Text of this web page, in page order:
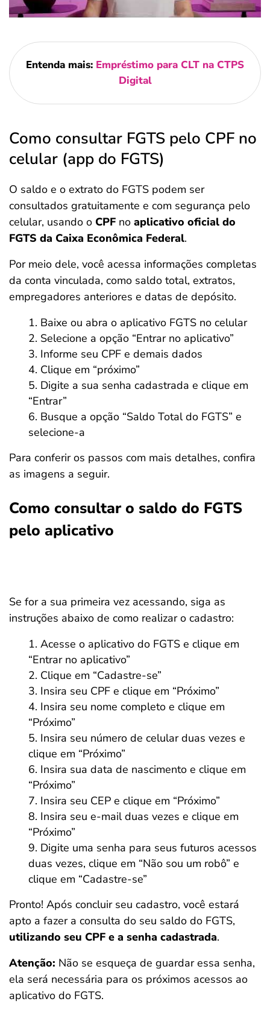
Entenda mais: Empréstimo para CLT na CTPS
Digital
Como consultar FGTS pelo CPF no
celular (app do FGTS)
O saldo e o extrato do FGTS podem ser
consultados gratuitamente e com segurança pelo
celular, usando o CPF no aplicativo oficial do
FGTS da Caixa Econômica Federal.
Por meio dele, você acessa informações completas
da conta vinculada, como saldo total, extratos,
empregadores anteriores e datas de depósito.
Baixe ou abra o aplicativo FGTS no celular
Selecione a opção “Entrar no aplicativo”
Informe seu CPF e demais dados
Clique em “próximo”
Digite a sua senha cadastrada e clique em
“Entrar”
Busque a opção “Saldo Total do FGTS” e
selecione-a
Para conferir os passos com mais detalhes, confira
as imagens a seguir.
Como consultar o saldo do FGTS
pelo aplicativo
Se for a sua primeira vez acessando, siga as
instruções abaixo de como realizar o cadastro:
Acesse o aplicativo do FGTS e clique em
“Entrar no aplicativo”
Clique em “Cadastre-se”
Insira seu CPF e clique em “Próximo”
Insira seu nome completo e clique em
“Próximo”
Insira seu número de celular duas vezes e
clique em “Próximo”
Insira sua data de nascimento e clique em
“Próximo”
Insira seu CEP e clique em “Próximo”
Insira seu e-mail duas vezes e clique em
“Próximo”
Digite uma senha para seus futuros acessos
duas vezes, clique em “Não sou um robô” e
clique em “Cadastre-se”
Pronto! Após concluir seu cadastro, você estará
apto a fazer a consulta do seu saldo do FGTS,
utilizando seu CPF e a senha cadastrada.
Atenção: Não se esqueça de guardar essa senha,
ela será necessária para os próximos acessos ao
aplicativo do FGTS.